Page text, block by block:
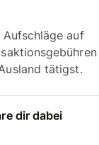
auf
tätigst.
dir dabei